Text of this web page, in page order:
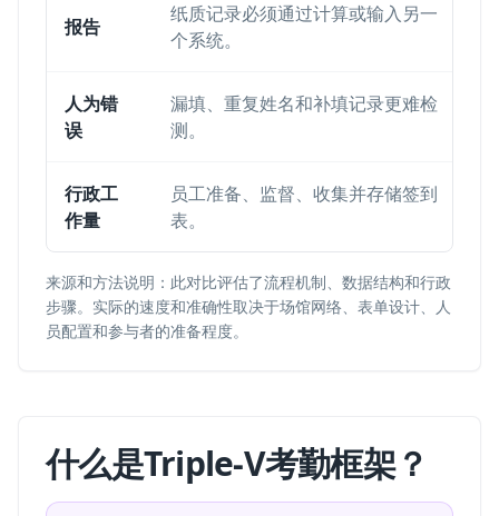
报告
纸质记录必须通过计算或输入另一
个系统。
人为错
误
漏填、重复姓名和补填记录更难检
测。
行政工
作量
员工准备、监督、收集并存储签到
表。
来源和方法说明：此对比评估了流程机制、数据结构和行政
步骤。实际的速度和准确性取决于场馆网络、表单设计、人
员配置和参与者的准备程度。
什么是Triple-V考勤框架？